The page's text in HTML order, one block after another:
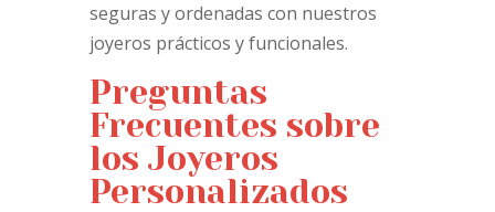
seguras y ordenadas con nuestros
joyeros prácticos y funcionales.
Preguntas
Frecuentes sobre
los Joyeros
Personalizados